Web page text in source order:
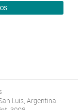
Luis, Argentina.